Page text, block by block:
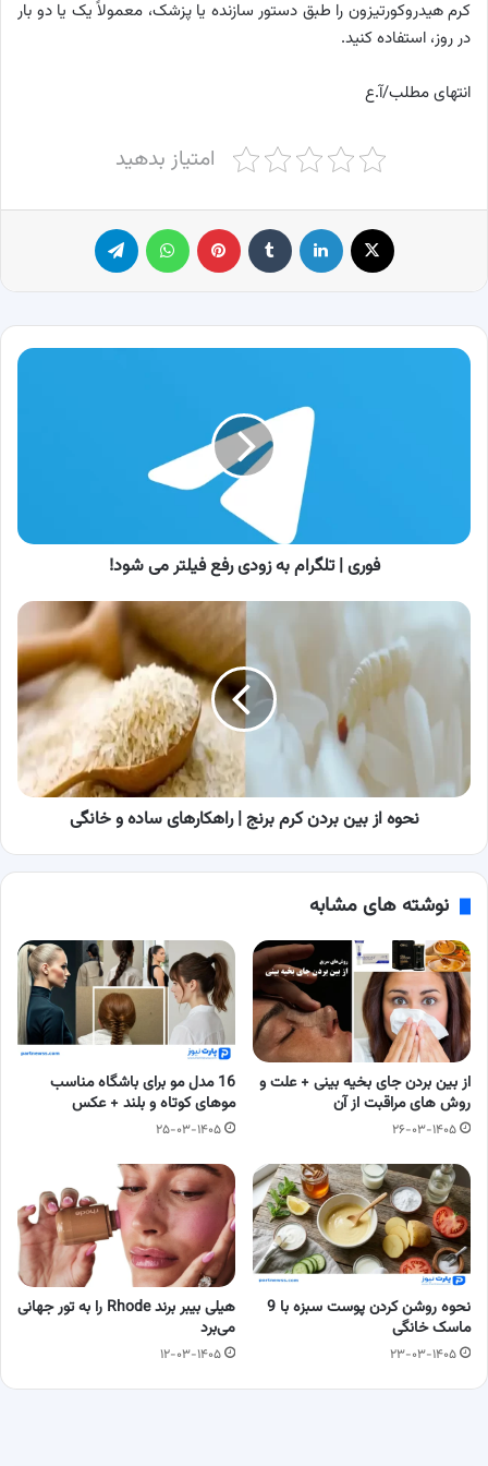
کرم هیدروکورتیزون را طبق دستور سازنده یا پزشک، معمولاً یک یا دو بار
در روز، استفاده کنید.
انتهای مطلب/آ.ع
امتیاز بدهید
لینکدین ‫تامبلر پینترست
فوری
شود!
فوری | تلگرام به زودی رفع فیلتر می شود!
نحوه
بین
ساده
نحوه از بین بردن کرم برنج | راهکارهای ساده و خانگی
نوشته های مشابه
از بین بردن جای بخیه بینی + علت و
روش های مراقبت از آن
۲۶-۰۳-۱۴۰۵
16 مدل مو برای باشگاه مناسب
موهای کوتاه و بلند + عکس
۲۵-۰۳-۱۴۰۵
نحوه روشن کردن پوست سبزه با 9
ماسک خانگی
۲۳-۰۳-۱۴۰۵
هیلی بیبر برند Rhode را به تور جهانی
می‌برد
۱۲-۰۳-۱۴۰۵